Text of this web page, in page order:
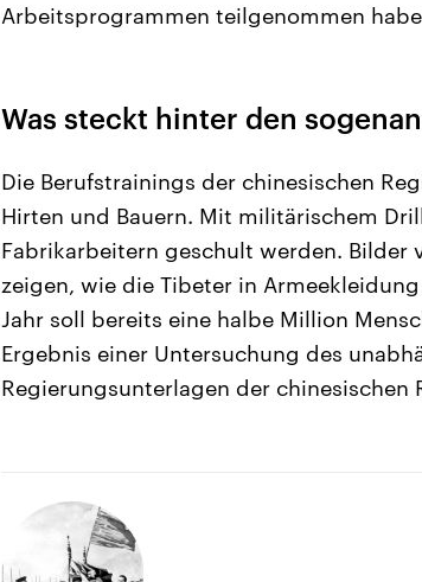
Arbeitsprogrammen teilgenommen
Was steckt hinter den
Die Berufstrainings der chinesischen
Hirten und Bauern. Mit militärischem
Fabrikarbeitern geschult werden. Bilder
zeigen, wie die Tibeter in
Jahr soll bereits eine halbe Million
Ergebnis einer Untersuchung des
Regierungsunterlagen der chinesischen